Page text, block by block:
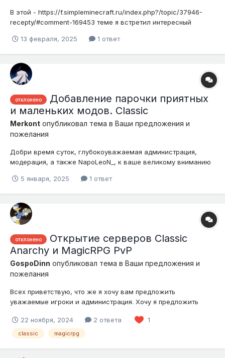
В этой - https://f.simpleminecraft.ru/index.php?/topic/37946-
recepty/#comment-169453 теме я встретил интересный
соответствуют онлайн игре, хоть ответ и дан в этой -
https://f.simpleminecraft.ru/index.php?/topic/37946-
recepty/#comment-169453 теме но вс...
13 февраля, 2025 1 ответ
отклонено
Добавление парочки приятных
и маленьких модов. Classic
Merkont опубликовал тема в Ваши предложения и
пожелания
Добри время суток, глубокоуважаемая администрация,
модерация, а также NapoLeoN_, к ваше великому вниманию
модов на сервер классик (Клуссик): 1. Chisel 2/Chiseled
(Стаместка 2) - один из самых глубокоуважаемых модов
игроками данного серве...
5 января, 2025 1 ответ
отклонено
Открытие серверов Classic
Anarchy и MagicRPG PvP
GospoDinn опубликовал тема в Ваши предложения и
пожелания
Всех приветствую, что же я хочу вам предложить
уважаемые игроки и администрация. Хочу я предложить
темы, а теперь подробнее в чем будет прикол. 1. Начнем с
многими любимого классика, предлагаю добавить все те
22 ноября, 2024 2 ответа 1
classic magicrpg